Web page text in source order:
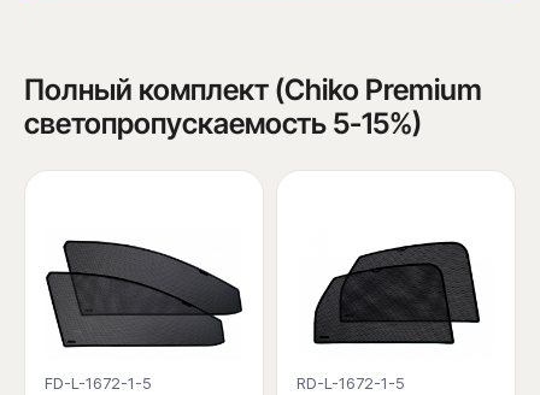
Полный комплект (Chiko Premium
светопропускаемость 5-15%)
FD-L-1672-1-5 RD-L-1672-1-5